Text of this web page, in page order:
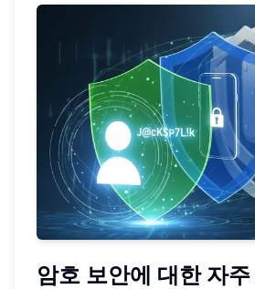
암호 보안에 대한 자